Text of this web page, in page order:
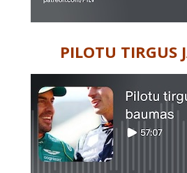
PILOTU TIRGUS